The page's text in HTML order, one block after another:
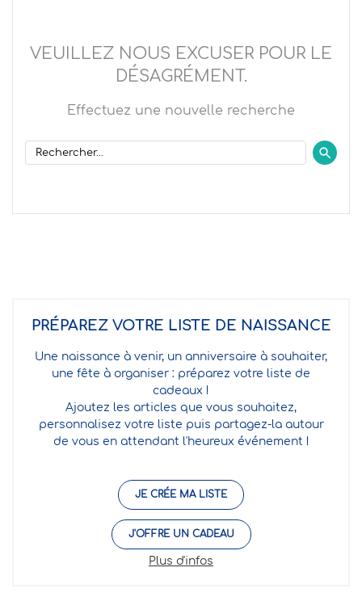
VEUILLEZ NOUS EXCUSER POUR LE
DÉSAGRÉMENT.
Effectuez une nouvelle recherche
PRÉPAREZ VOTRE LISTE DE NAISSANCE
Une naissance à venir, un anniversaire à souhaiter,
une fête à organiser : préparez votre liste de
cadeaux !
Ajoutez les articles que vous souhaitez,
personnalisez votre liste puis partagez-la autour
de vous en attendant l'heureux événement !
JE CRÉE MA LISTE
J'OFFRE UN CADEAU
Plus d'infos